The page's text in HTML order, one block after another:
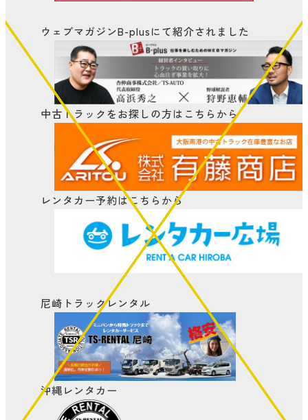
ウェブマガジンB-plusにて紹介されました
中古トラックをお探しの方はこちらから
レンタカー予約はこちらから
尼崎トラックレンタル
沖縄レンタカー